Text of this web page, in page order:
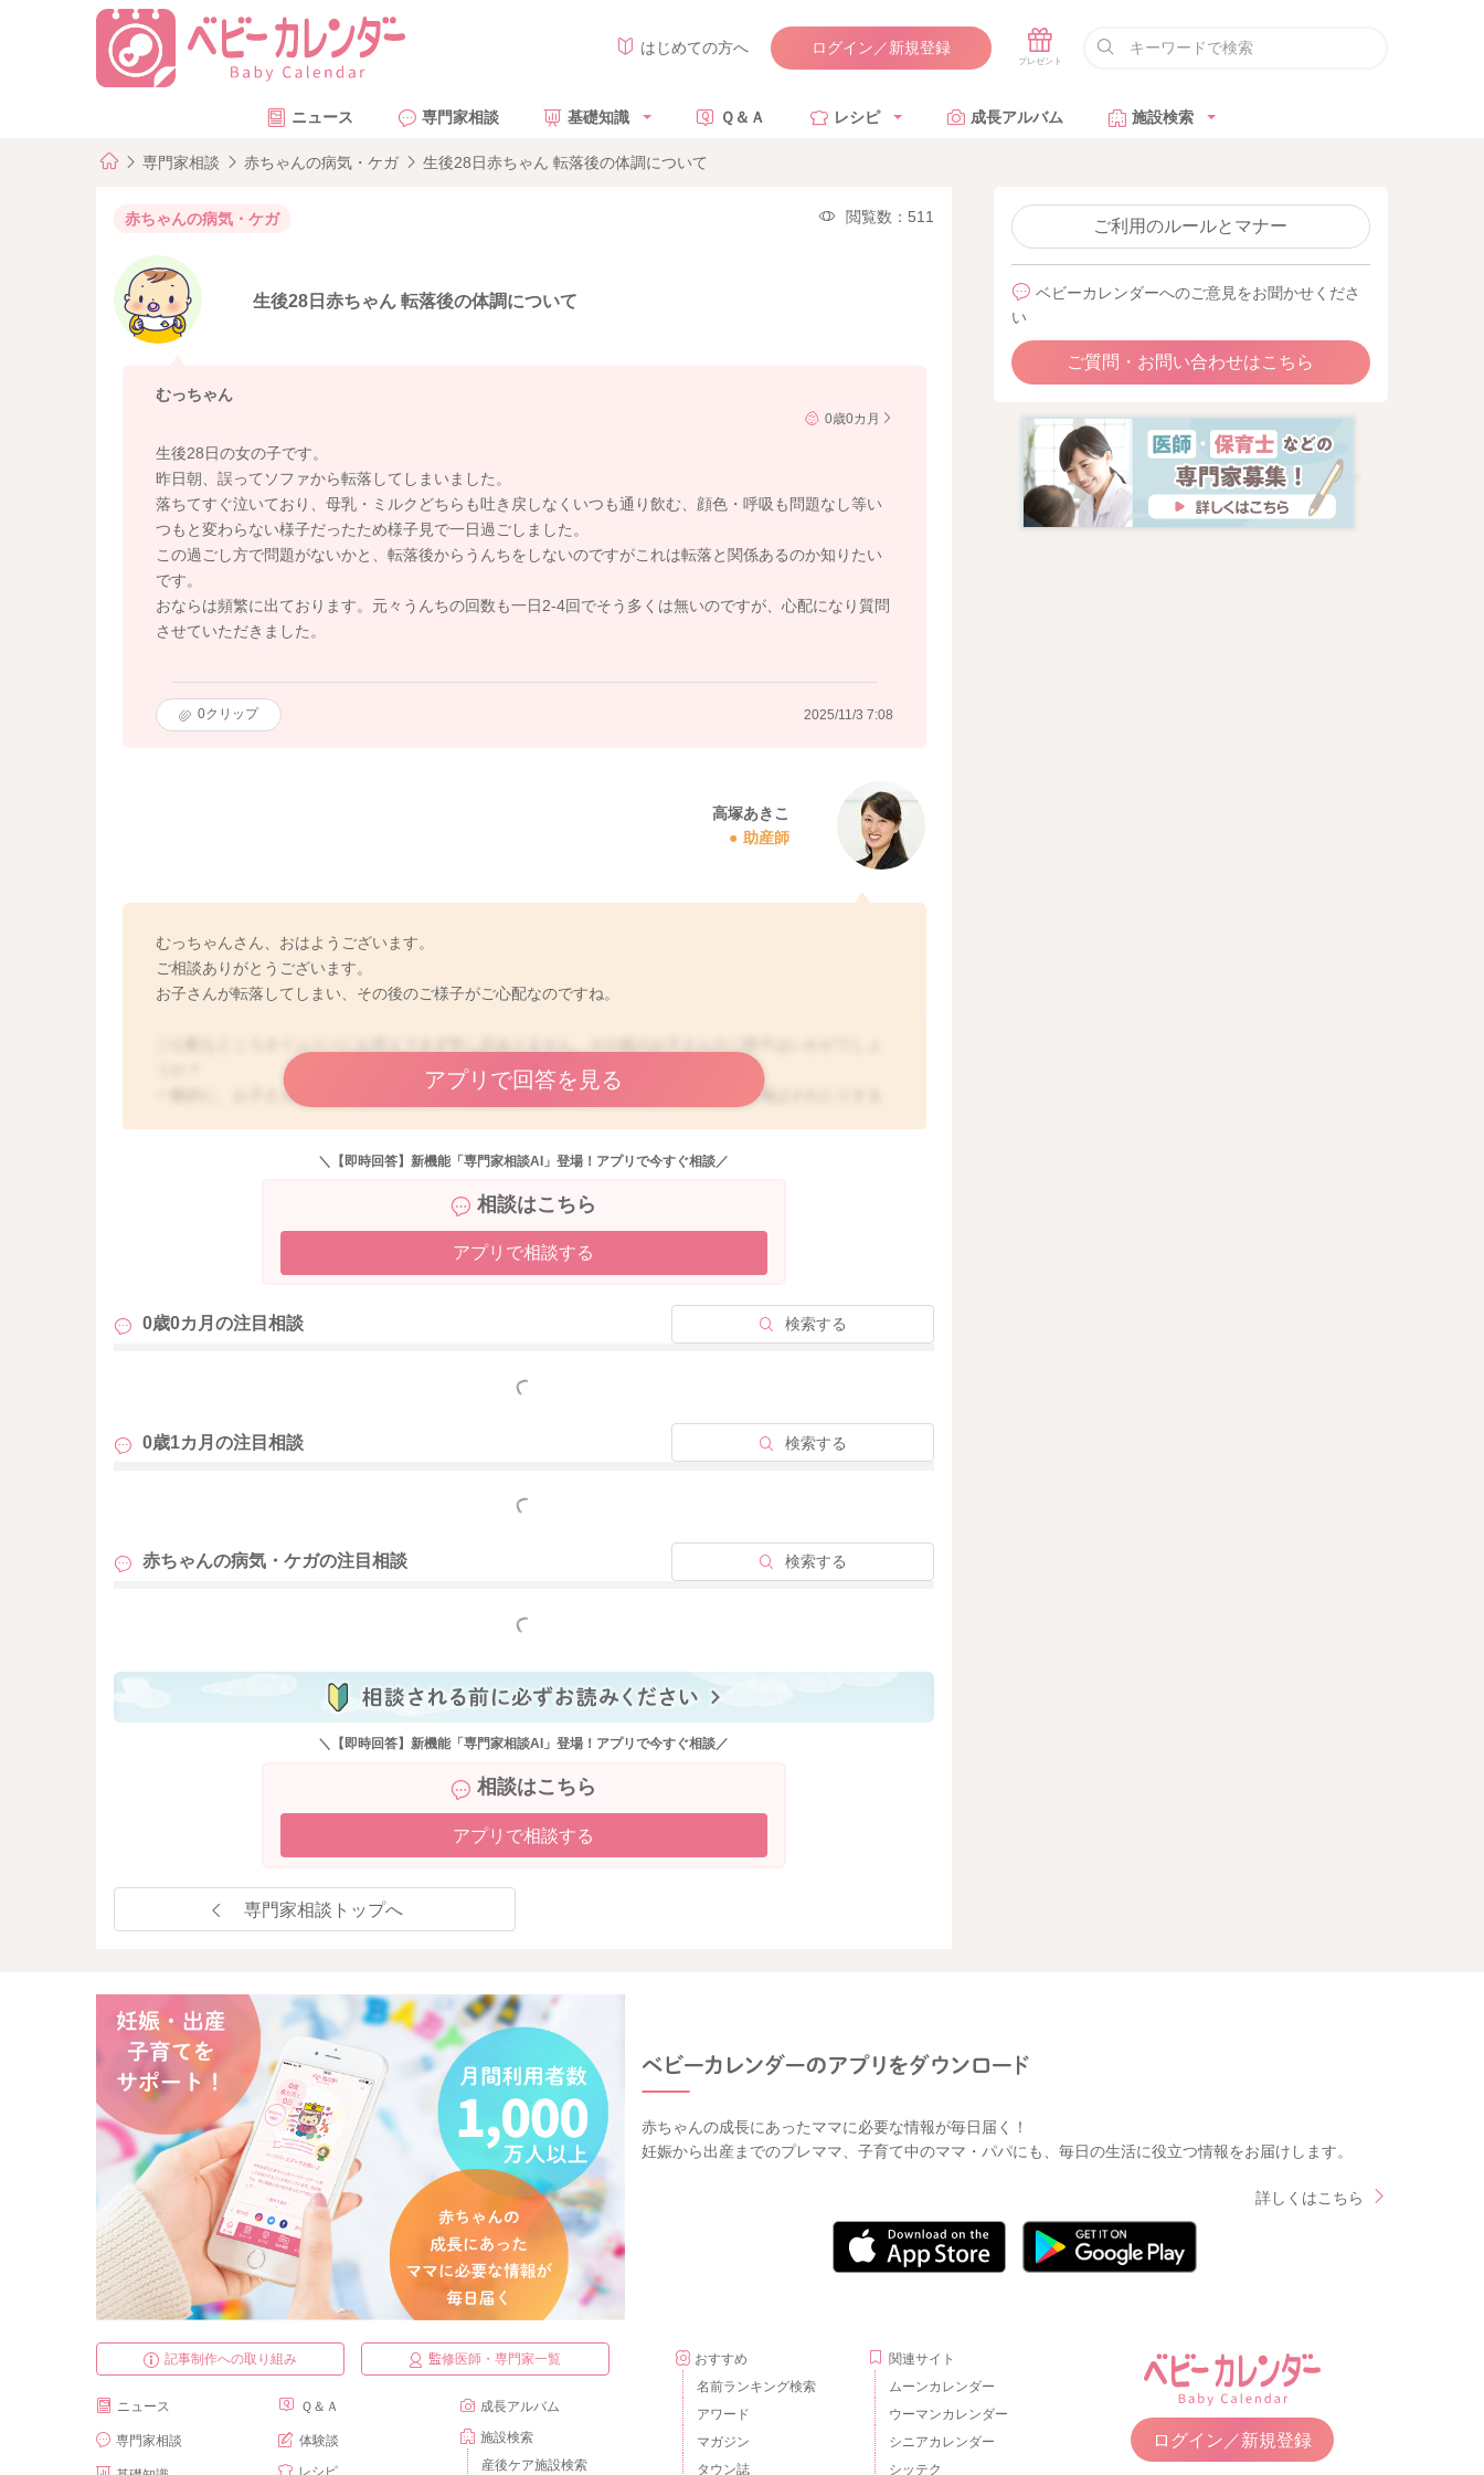
はじめての方へ ログイン／新規登録
ニュース 専門家相談 基礎知識 Ｑ＆Ａ レシピ 成長アルバム 施設検索
専門家相談 赤ちゃんの病気・ケガ 生後28日赤ちゃん 転落後の体調について
赤ちゃんの病気・ケガ 閲覧数：511
生後28日赤ちゃん 転落後の体調について
むっちゃん
0歳0カ月
生後28日の女の子です。
昨日朝、誤ってソファから転落してしまいました。
落ちてすぐ泣いており、母乳・ミルクどちらも吐き戻しなくいつも通り飲む、顔色・呼吸も問題なし等い
つもと変わらない様子だったため様子見で一日過ごしました。
この過ごし方で問題がないかと、転落後からうんちをしないのですがこれは転落と関係あるのか知りたい
です。
おならは頻繁に出ております。元々うんちの回数も一日2-4回でそう多くは無いのですが、心配になり質問
させていただきました。
0クリップ 2025/11/3 7:08
高塚あきこ
助産師
むっちゃんさん、おはようございます。
ご相談ありがとうございます。
お子さんが転落してしまい、その後のご様子がご心配なのですね。
一般的に、お子さんご自身の身長より明らかに高いところから転落したり、誰かに突き飛ばされたりする
に思います。頭を打ってしまった時は、2〜3日は様子を見ていただいて、お子さんが普段通りに過ごせて
いるのであれば、あまりご心配ないように思います。1週間経っても何も変化がなければ、安心していただ
いていいと思いますよ。もし万が一、頻回に嘔吐がある、ぐったりしている、目が合わない、意識がおか
しいなどの症状が見られるようであれば、休日や夜間でも受診を検討なさってくださいね。また、便秘に
ついてですが、転落との関連性はおそらくないと思います。元々2〜4日に1度程度ということでしたら、綿
アプリで回答を見る
＼【即時回答】新機能「専門家相談AI」登場！アプリで今すぐ相談／
相談はこちら
アプリで相談する
0歳0カ月の注目相談 検索する
もっと見る
0歳1カ月の注目相談 検索する
もっと見る
赤ちゃんの病気・ケガの注目相談 検索する
もっと見る
＼【即時回答】新機能「専門家相談AI」登場！アプリで今すぐ相談／
相談はこちら
アプリで相談する
専門家相談トップへ
ご利用のルールとマナー
ベビーカレンダーへのご意見をお聞かせくださ
い
ご質問・お問い合わせはこちら
赤ちゃんの成長にあったママに必要な情報が毎日届く！
妊娠から出産までのプレママ、子育て中のママ・パパにも、毎日の生活に役立つ情報をお届けします。
詳しくはこちら
記事制作への取り組み 監修医師・専門家一覧
ニュース
専門家相談
Ｑ＆Ａ
体験談
レシピ
成長アルバム
施設検索
産後ケア施設検索
おすすめ
名前ランキング検索
アワード
マガジン
タウン誌
関連サイト
ムーンカレンダー
ウーマンカレンダー
シニアカレンダー
シッテク
ログイン／新規登録